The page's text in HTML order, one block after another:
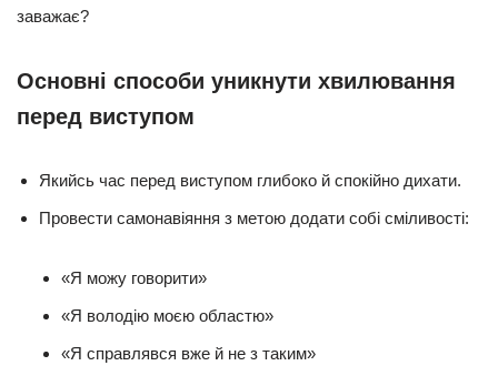
заважає?
Основні способи уникнути хвилювання
перед виступом
Якийсь час перед виступом глибоко й спокійно дихати.
Провести самонавіяння з метою додати собі сміливості:
«Я можу говорити»
«Я володію моєю областю»
«Я справлявся вже й не з таким»